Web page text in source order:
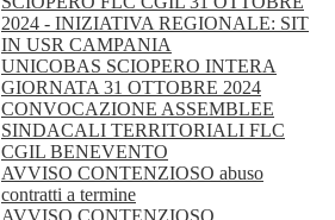
2024 - INIZIATIVA REGIONALE: SIT
IN USR CAMPANIA
UNICOBAS SCIOPERO INTERA
GIORNATA 31 OTTOBRE 2024
CONVOCAZIONE ASSEMBLEE
SINDACALI TERRITORIALI FLC
CGIL BENEVENTO
AVVISO CONTENZIOSO abuso
contratti a termine